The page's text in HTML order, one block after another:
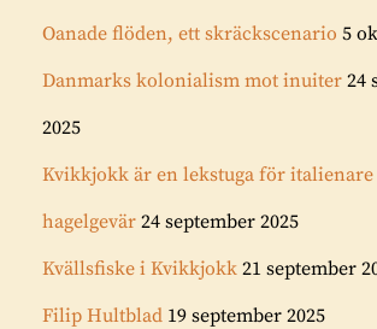
Oanade flöden, ett skräckscenario 5
Danmarks kolonialism mot inuiter 24
2025
Kvikkjokk är en lekstuga för italienare
hagelgevär 24 september 2025
Kvällsfiske i Kvikkjokk 21 september
Filip Hultblad 19 september 2025